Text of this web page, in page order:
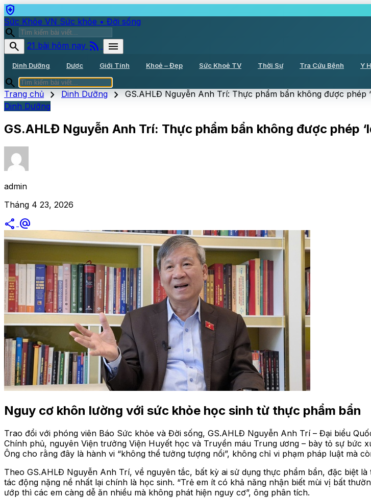
health_and_safety
Sức Khỏe VN Sức khỏe • Đời sống
search
search
21 bài hôm nay rss_feed menu
Dinh Dưỡng Dược Giới Tính Khoẻ – Đẹp Sức Khoẻ TV Thời Sự Tra Cứu Bệnh Y
search
Trang chủ chevron_right Dinh Dưỡng chevron_right GS.AHLĐ Nguyễn Anh Trí: Thực phẩm bẩn không được phép
Dinh Dưỡng
GS.AHLĐ Nguyễn Anh Trí: Thực phẩm bẩn không được phép
admin
Tháng 4 23, 2026
share alternate_email
Nguy cơ khôn lường với sức khỏe học sinh từ thực phẩm bẩn
Trao đổi với phóng viên Báo Sức khỏe và Đời sống, GS.AHLĐ Nguyễn Anh Trí – Đại biểu
Chính phủ, nguyên Viện trưởng Viện Huyết học và Truyền máu Trung ương – bày tỏ sự
Ông cho rằng đây là hành vi “không thể tưởng tượng nổi”, không chỉ vi phạm pháp luật mà
Theo GS.AHLĐ Nguyễn Anh Trí, về nguyên tắc, bất kỳ ai sử dụng thực phẩm bẩn, đặc biệt
tác động nặng nề nhất lại chính là học sinh. “Trẻ em ít có khả năng nhận biết mùi vị bất
ướp thì các em càng dễ ăn nhiều mà không phát hiện nguy cơ”, ông phân tích.